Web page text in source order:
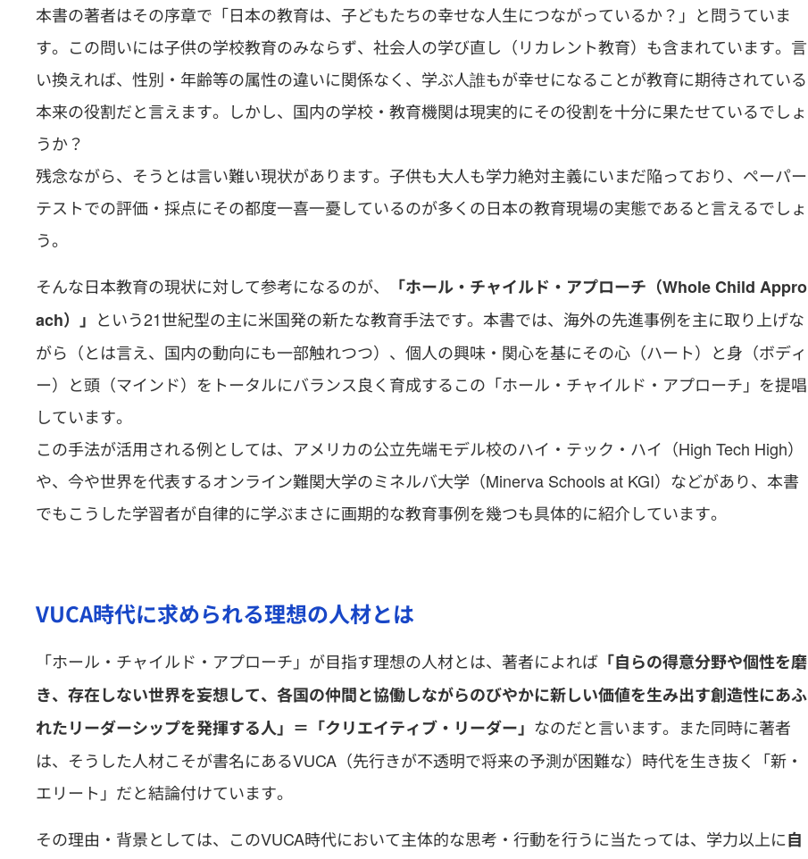
本書の著者はその序章で「日本の教育は、子どもたちの幸せな人生につながっているか？」と問うていま
す。この問いには子供の学校教育のみならず、社会人の学び直し（リカレント教育）も含まれています。言
い換えれば、性別・年齢等の属性の違いに関係なく、学ぶ人誰もが幸せになることが教育に期待されている
本来の役割だと言えます。しかし、国内の学校・教育機関は現実的にその役割を十分に果たせているでしょ
うか？
残念ながら、そうとは言い難い現状があります。子供も大人も学力絶対主義にいまだ陥っており、ペーパー
テストでの評価・採点にその都度一喜一憂しているのが多くの日本の教育現場の実態であると言えるでしょ
う。
そんな日本教育の現状に対して参考になるのが、
「ホール・チャイルド・アプローチ（Whole Child Appro
ach）」 という21世紀型の主に米国発の新たな教育手法です。本書では、海外の先進事例を主に取り上げな
がら（とは言え、国内の動向にも一部触れつつ）、個人の興味・関心を基にその心（ハート）と身（ボディ
ー）と頭（マインド）をトータルにバランス良く育成するこの「ホール・チャイルド・アプローチ」を提唱
しています。
この手法が活用される例としては、アメリカの公立先端モデル校のハイ・テック・ハイ（High Tech High）
や、今や世界を代表するオンライン難関大学のミネルバ大学（Minerva Schools at KGI）などがあり、本書
でもこうした学習者が自律的に学ぶまさに画期的な教育事例を幾つも具体的に紹介しています。
VUCA時代に求められる理想の人材とは
「ホール・チャイルド・アプローチ」が目指す理想の人材とは、著者によれば 「自らの得意分野や個性を磨
き、存在しない世界を妄想して、各国の仲間と協働しながらのびやかに新しい価値を生み出す創造性にあふ
れたリーダーシップを発揮する人」＝「クリエイティブ・リーダー」 なのだと言います。また同時に著者
は、そうした人材こそが書名にあるVUCA（先行きが不透明で将来の予測が困難な）時代を生き抜く「新・
エリート」だと結論付けています。
その理由・背景としては、このVUCA時代において主体的な思考・行動を行うに当たっては、学力以上に自